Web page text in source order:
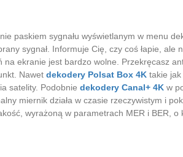
paskiem sygnału wyświetlanym w menu
sygnał. Informuje Cię, czy coś łapie, ale
ekranie jest bardzo wolne. Przekręcasz
Nawet dekodery Polsat Box 4K takie
satelity. Podobnie dekodery Canal+ 4K w
miernik działa w czasie rzeczywistym i
wyrażoną w parametrach MER i BER,